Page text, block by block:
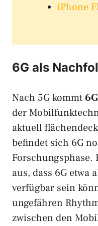
iPhone
6G als
Nach 5G kommt 6G
der
aktuell
befindet sich 6G
Forschungsphase.
aus, dass 6G etwa
verfügbar sein
ungefähren
zwischen den